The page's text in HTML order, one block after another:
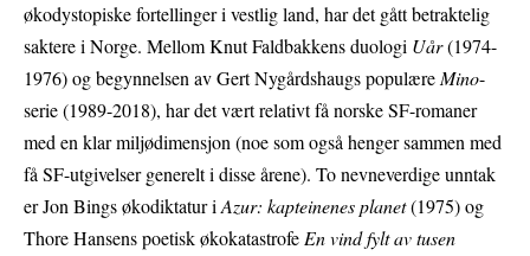
økodystopiske fortellinger i vestlig land, har det gått betraktelig
saktere i Norge. Mellom Knut Faldbakkens duologi Uår(1974-
1976) og begynnelsen av Gert Nygårdshaugs populæreMino-
serie (1989-2018), har det vært relativt få norske SF-romaner
med en klar miljødimensjon (noe som også henger sammen med
få SF-utgivelser generelt i disse årene). To nevneverdige unntak
er Jon Bings økodiktatur iAzur: kapteinenes planet(1975) og
Thore Hansens poetisk økokatastrofeEn vind fylt av tusen